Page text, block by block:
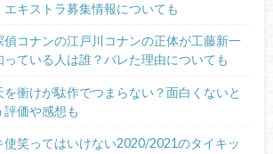
エキストラ募集情報についても
偵コナンの江戸川コナンの正体が工藤新一
っている人は誰？バレた理由についても
を衝けが駄作でつまらない？面白くないと
評価や感想も
使笑ってはいけない2020/2021のタイキッ